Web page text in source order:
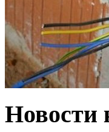
Новости